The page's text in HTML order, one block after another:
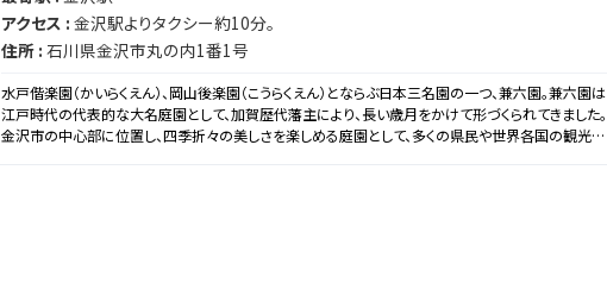
アクセス : 金沢駅よりタクシー約10分。
住所 : 石川県金沢市丸の内1番1号
水戸偕楽園（かいらくえん）、岡山後楽園（こうらくえん）とならぶ日本三名園の一つ、兼六園。兼六園は
江戸時代の代表的な大名庭園として、加賀歴代藩主により、長い歳月をかけて形づくられてきました。
金沢市の中心部に位置し、四季折々の美しさを楽しめる庭園として、多くの県民や世界各国の観光客